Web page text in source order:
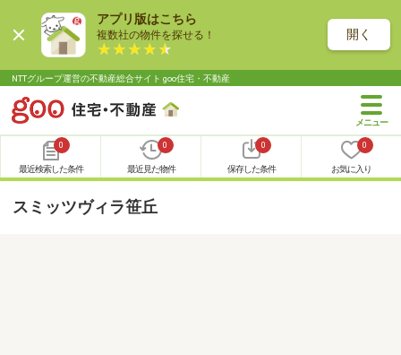
アプリ版はこちら
複数社の物件を探せる！ 開く
NTTグループ運営の不動産総合サイト goo住宅・不動産
0
最近検索した条件
0
最近見た物件
0
保存した条件
0
お気に入り
スミッツヴィラ笹丘